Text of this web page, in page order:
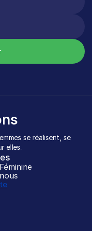
se réalisent, se
elles.